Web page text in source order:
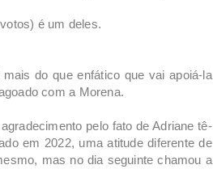
é um deles.
do que enfático que vai apoiá-la
com a Morena.
pelo fato de Adriane tê-
em 2022, uma atitude diferente de
mas no dia seguinte chamou a